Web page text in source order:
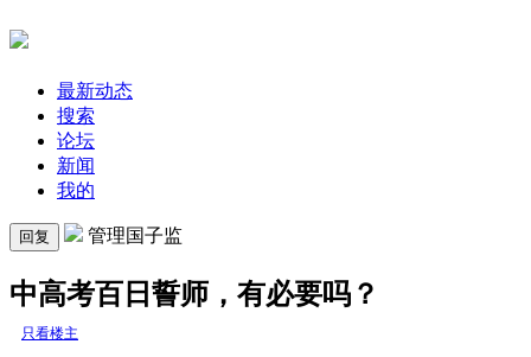
最新动态
搜索
论坛
新闻
我的
回复 管理国子监
中高考百日誓师，有必要吗？
只看楼主